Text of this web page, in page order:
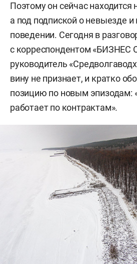
Поэтому он сейчас находится
а под подпиской о невыезде
поведении. Сегодня в
с корреспондентом «БИЗНЕС
руководитель
вину не признает, и кратко
позицию по новым эпизодам:
работает по контрактам».